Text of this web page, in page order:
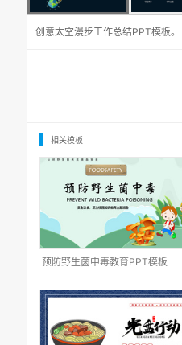
创意太空漫步工作总结PPT模板
相关模板
预防野生菌中毒教育PPT模板